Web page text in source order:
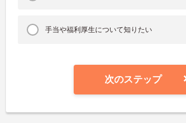
手当や福利厚生について知りたい
次のステップ